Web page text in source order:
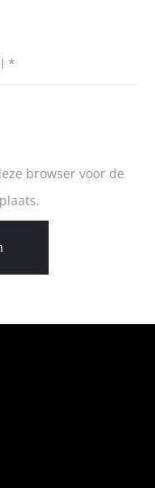
*
browser voor de